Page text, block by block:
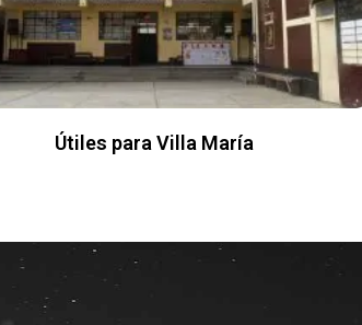
Útiles para Villa María